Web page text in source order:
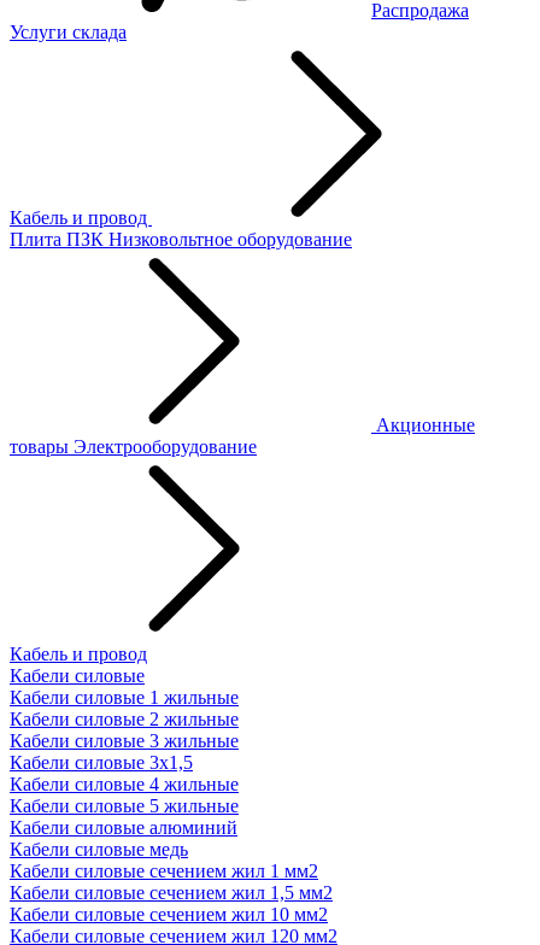
Распродажа
Услуги склада
Кабель и провод
Плита ПЗК Низковольтное оборудование
Акционные
товары Электрооборудование
Кабель и провод
Кабели силовые
Кабели силовые 1 жильные
Кабели силовые 2 жильные
Кабели силовые 3 жильные
Кабели силовые 3х1,5
Кабели силовые 4 жильные
Кабели силовые 5 жильные
Кабели силовые алюминий
Кабели силовые медь
Кабели силовые сечением жил 1 мм2
Кабели силовые сечением жил 1,5 мм2
Кабели силовые сечением жил 10 мм2
Кабели силовые сечением жил 120 мм2